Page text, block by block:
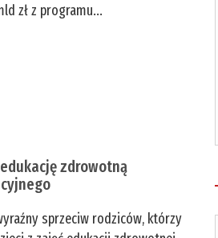
zł z programu...
zdrowotną
sprzeciw rodziców, którzy